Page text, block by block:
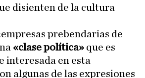
disienten de la cultura
prebendarias de
«clase política» que es
interesada en esta
algunas de las expresiones